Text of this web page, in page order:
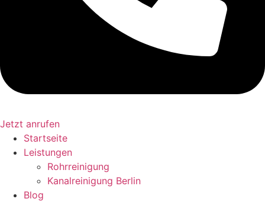
Jetzt anrufen
Startseite
Leistungen
Rohrreinigung
Kanalreinigung Berlin
Blog